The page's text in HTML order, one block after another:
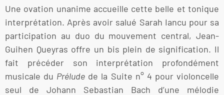
Une ovation unanime accueille cette belle et tonique
interprétation. Après avoir salué Sarah Iancu pour sa
participation au duo du mouvement central, Jean-
Guihen Queyras offre un bis plein de signification. Il
fait précéder son interprétation profondément
musicale du Prélude de la Suite n° 4 pour violoncelle
seul de Johann Sebastian Bach d’une mélodie